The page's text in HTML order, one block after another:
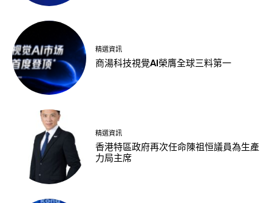
精選資訊
商湯科技視覺AI榮膺全球三料第一
精選資訊
香港特區政府再次任命陳祖恒議員為生產
力局主席